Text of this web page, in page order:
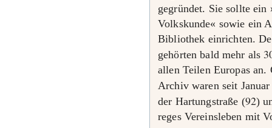
gegründet. Sie sollte
Volkskunde« sowie ein
Bibliothek einrichten.
gehörten bald mehr als
allen Teilen Europas
Archiv waren seit
der Hartungstraße (92)
reges Vereinsleben mit